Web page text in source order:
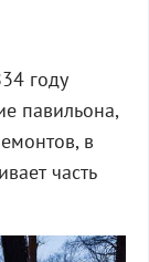
году
павильона,
в
часть